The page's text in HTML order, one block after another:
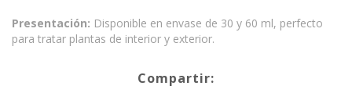
Presentación: Disponible en envase de 30 y 60 ml, perfecto
para tratar plantas de interior y exterior.
Compartir: